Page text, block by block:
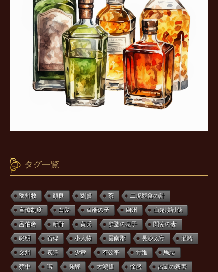
タグ一覧
豫州牧 顔良 劉虞 茶 二虎競食の計
官僚制度 白髪 韋端の子 幽州 山越族討伐
呂伯奢 新野 黄氏 歩騭の息子 関索の妻
聡明 石碑 小人物 雲南郡 長沙太守 灌漑
交州 袁譚 少帝 不公平 骨進 馬忠
蔡中 噂 発酵 大鴻臚 徐盛 呂凱の殺害